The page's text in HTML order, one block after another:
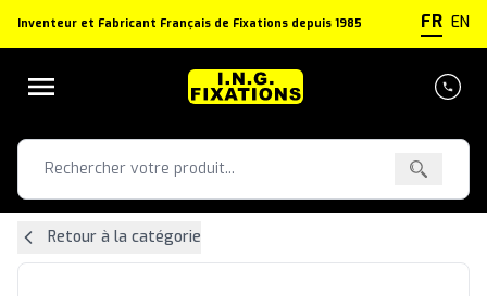
Inventeur et Fabricant Français de Fixations depuis 1985 FR EN
Retour à la catégorie